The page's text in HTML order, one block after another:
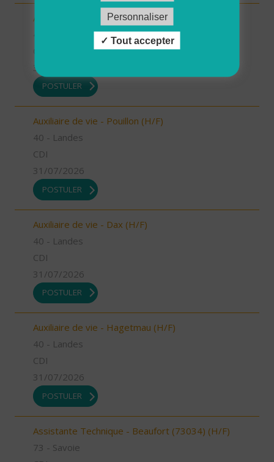
Auxiliaire de vie - Mugron (H/F)
31/07/2026
POSTULER
Auxiliaire de vie - Pouillon (H/F)
40 - Landes
CDI
31/07/2026
POSTULER
Auxiliaire de vie - Dax (H/F)
40 - Landes
CDI
31/07/2026
POSTULER
Auxiliaire de vie - Hagetmau (H/F)
40 - Landes
CDI
31/07/2026
POSTULER
Assistante Technique - Beaufort (73034) (H/F)
73 - Savoie
Personnaliser
Tout accepter